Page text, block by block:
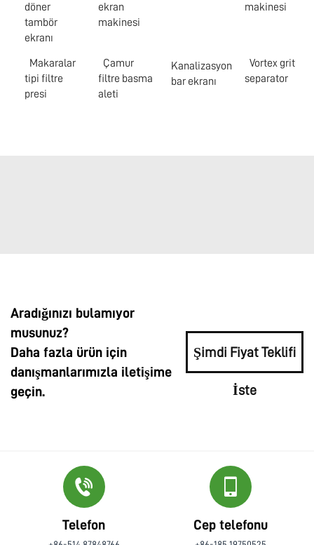
döner
tambör
ekranı
ekran
makinesi
makinesi
Makaralar
tipi filtre
presi
Çamur
filtre basma
aleti
Kanalizasyon
bar ekranı
Vortex grit
separator
Aradığınızı bulamıyor
musunuz?
Daha fazla ürün için
danışmanlarımızla iletişime
geçin.
Şimdi Fiyat Teklifi
İste
Telefon Cep telefonu